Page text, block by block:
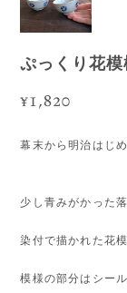
ぷっくり花
¥1,820
幕末から明治はじ
少し青みがかった
染付で描かれた花
模様の部分はシー